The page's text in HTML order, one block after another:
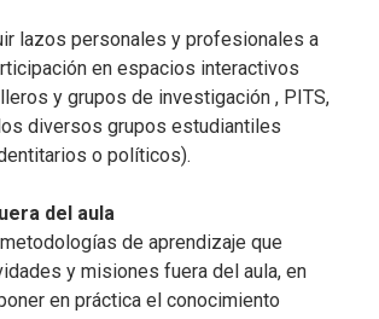
lazos personales y profesionales a
en espacios interactivos
y grupos de investigación , PITS,
diversos grupos estudiantiles
o políticos).​
del aula
de aprendizaje que
y misiones fuera del aula, en
en práctica el conocimiento